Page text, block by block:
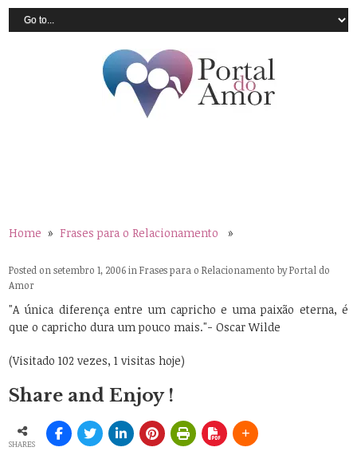
Home » Frases para o Relacionamento »
Posted on setembro 1, 2006 inFrases para o Relacionamento byPortal do
Amor
"A única diferença entre um capricho e uma paixão eterna, é
que o capricho dura um pouco mais."- Oscar Wilde
(Visitado 102 vezes, 1 visitas hoje)
Share and Enjoy !
SHARES